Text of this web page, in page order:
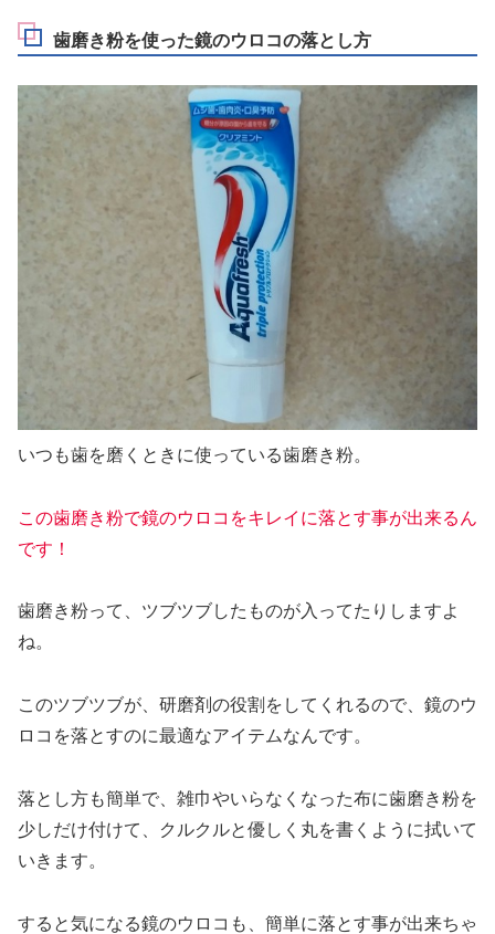
歯磨き粉を使った鏡のウロコの落とし方
いつも歯を磨くときに使っている歯磨き粉。
この歯磨き粉で鏡のウロコをキレイに落とす事が出来るん
です！
歯磨き粉って、ツブツブしたものが入ってたりしますよ
ね。
このツブツブが、研磨剤の役割をしてくれるので、鏡のウ
ロコを落とすのに最適なアイテムなんです。
落とし方も簡単で、 雑巾やいらなくなった布に歯磨き粉を
少しだけ付けて、クルクルと優しく丸を書くように拭いて
いきます。
すると気になる鏡のウロコも、簡単に落とす事が出来ちゃ